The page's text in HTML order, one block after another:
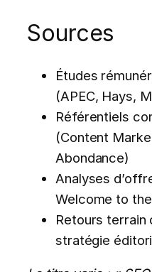
Sources
Études
(APEC, Hays,
Référentiels
(Content
Abondance)
Analyses
Welcome to
Retours terrain
stratégie